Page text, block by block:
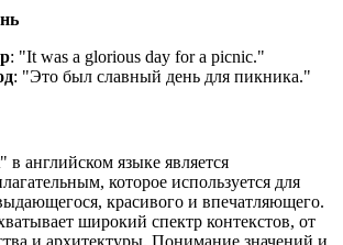
: "It was a glorious day for a picnic."
: "Это был славный день для пикника."
английском языке является
которое используется для
красивого и впечатляющего.
широкий спектр контекстов, от
и архитектуры. Понимание значений и